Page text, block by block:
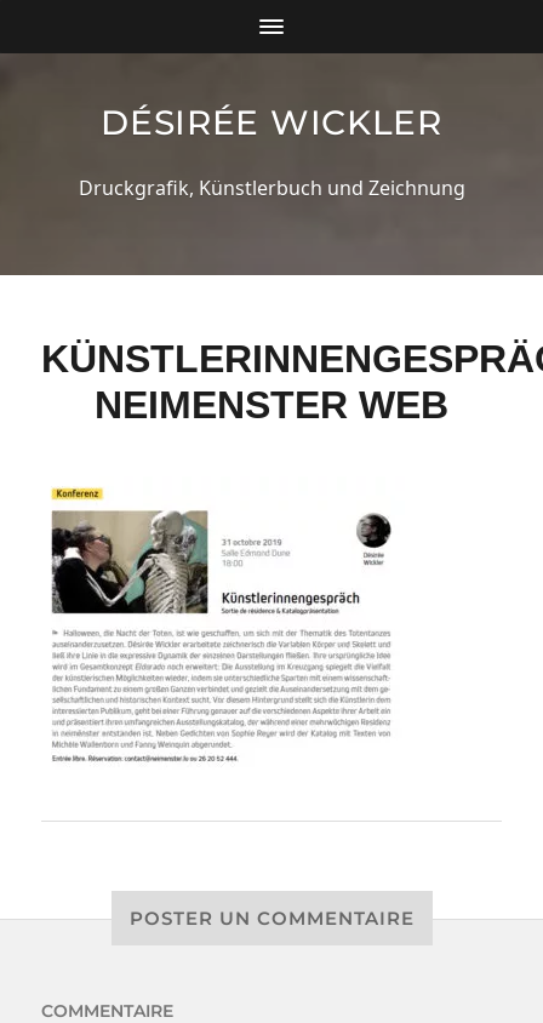
DÉSIRÉE WICKLER
Druckgrafik, Künstlerbuch und Zeichnung
NEIMENSTER WEB
POSTER UN COMMENTAIRE
COMMENTAIRE